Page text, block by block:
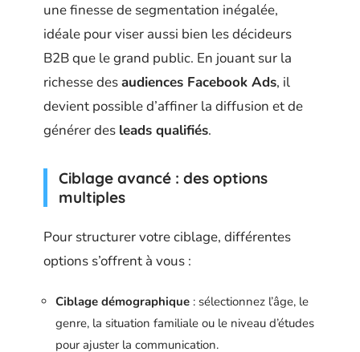
une finesse de segmentation inégalée,
idéale pour viser aussi bien les décideurs
B2B que le grand public. En jouant sur la
richesse desaudiences Facebook Ads, il
devient possible d’affiner la diffusion et de
générer des leads qualifiés.
Ciblage avancé : des options
multiples
Pour structurer votre ciblage, différentes
options s’offrent à vous :
Ciblage démographique : sélectionnez l’âge, le
genre, la situation familiale ou le niveau d’études
pour ajuster la communication.